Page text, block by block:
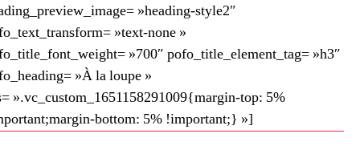
»heading-style2″
»text-none »
»700″ pofo_title_element_tag= »h3″
»À la loupe »
».vc_custom_1651158291009{margin-top: 5%
bottom: 5% !important;} »]